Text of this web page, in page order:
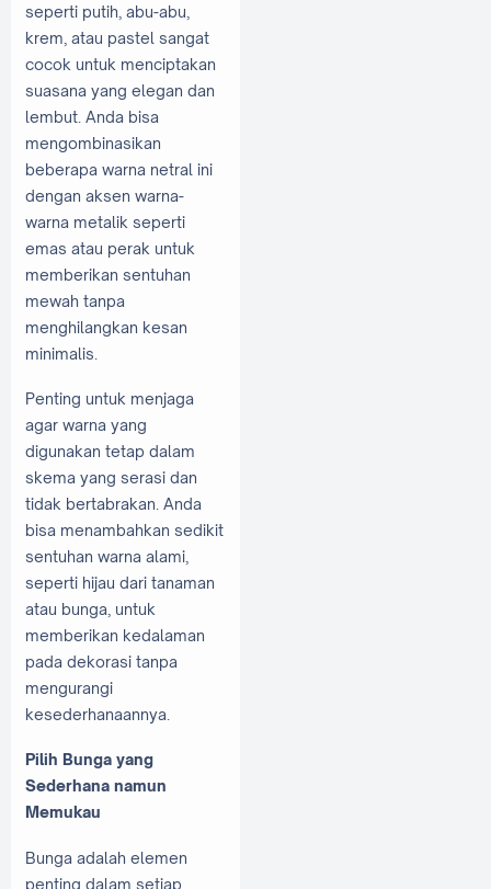
seperti putih, abu-abu,
krem, atau pastel sangat
cocok untuk menciptakan
suasana yang elegan dan
lembut. Anda bisa
mengombinasikan
beberapa warna netral ini
dengan aksen warna-
warna metalik seperti
emas atau perak untuk
memberikan sentuhan
mewah tanpa
menghilangkan kesan
minimalis.
Penting untuk menjaga
agar warna yang
digunakan tetap dalam
skema yang serasi dan
tidak bertabrakan. Anda
bisa menambahkan sedikit
sentuhan warna alami,
seperti hijau dari tanaman
atau bunga, untuk
memberikan kedalaman
pada dekorasi tanpa
mengurangi
kesederhanaannya.
Pilih Bunga yang
Sederhana namun
Memukau
Bunga adalah elemen
penting dalam setiap